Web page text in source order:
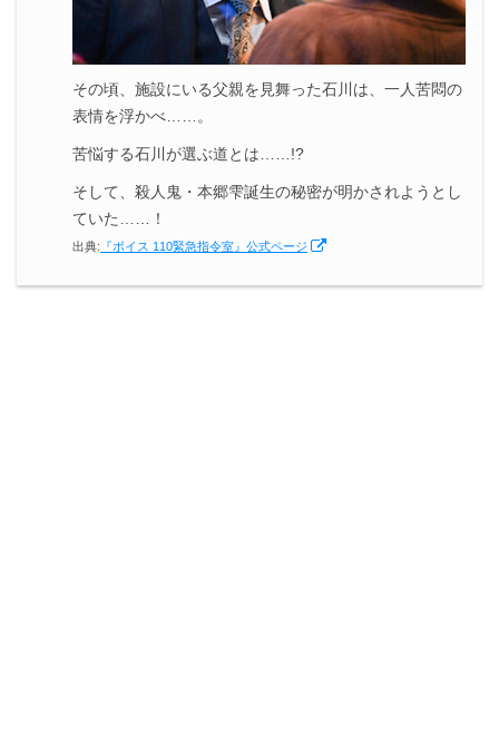
その頃、施設にいる父親を見舞った石川は、一人苦悶の
表情を浮かべ……。
苦悩する石川が選ぶ道とは……!?
そして、殺人鬼・本郷雫誕生の秘密が明かされようとし
ていた……！
出典: 『ボイス 110緊急指令室』公式ページ